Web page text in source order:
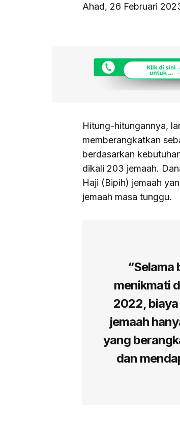
Ahad, 26 Februari
Hitung-hitungannya,
memberangkatkan
berdasarkan
dikali 203 jemaah.
Haji (Bipih) jemaah
jemaah masa tunggu.
“Selama
menikmati
2022,
jemaah
yang
dan